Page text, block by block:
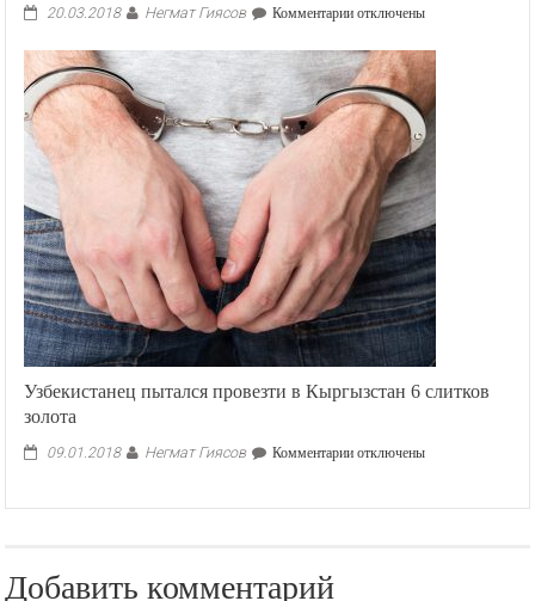
20.03.2018 Негмат Гиясов Комментариик
Ультиматум
Роскомнадзора
к
Telegram:
Дано
15
дней
на
передачу
ключей
шифрования
наче
–
блокировка
отключены
Узбекистанец пытался провезти в Кыргызстан 6 слитков
золота
09.01.2018 Негмат Гиясов Комментариикотключены
Добавить комментарий